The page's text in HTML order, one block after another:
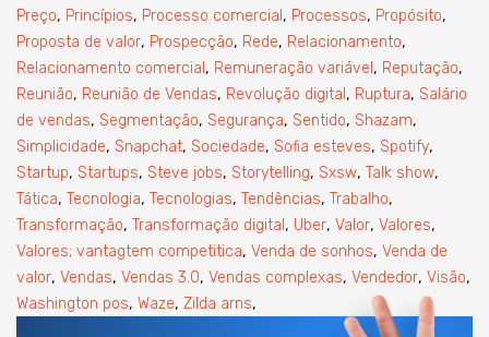
Preço, Princípios, Processo comercial , Processos, Propósito,
Proposta de valor, Prospecção, Rede, Relacionamento,
Relacionamento comercial , Remuneração variável , Reputação,
Reunião, Reunião de Vendas, Revolução digital , Ruptura, Salário
de vendas, Segmentação, Segurança, Sentido, Shazam,
Simplicidade, Snapchat, Sociedade, Sofia esteves, Spotify,
Startup, Startups, Steve jobs, Storytelling, Sxsw, Talk show,
Tática, Tecnologia, Tecnologias, Tendências, Trabalho,
Transformação, Transformação digital , Uber, Valor, Valores,
Valores; vantagtem competitica, Venda de sonhos, Venda de
valor, Vendas, Vendas 3.0, Vendas complexas, Vendedor, Visão,
Washington pos, Waze, Zilda arns,